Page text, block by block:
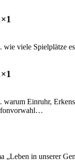
wie viele Spielplätze
warum Einruhr,
„Leben in unserer